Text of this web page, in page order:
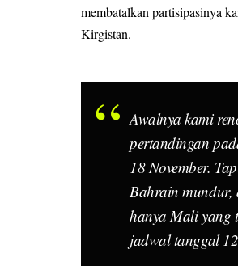
membatalkan partisipasinya
Kirgistan.
Awalnya kami
pertandingan
18 November.
Bahrain mundur,
hanya Mali yang
jadwal tanggal